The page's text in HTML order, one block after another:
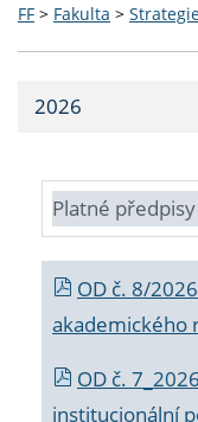
FF > Fakulta >
2026
Platné předpisy
OD č. 8/
akademického
OD č.
institucionální